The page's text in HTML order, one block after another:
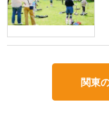
関東